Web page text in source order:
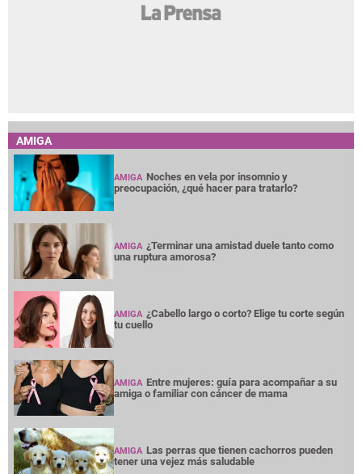
AMIGA
AMIGA Noches en vela por insomnio y
preocupación, ¿qué hacer para tratarlo?
AMIGA ¿Terminar una amistad duele tanto como
una ruptura amorosa?
AMIGA ¿Cabello largo o corto? Elige tu corte según
tu cuello
AMIGA Entre mujeres: guía para acompañar a su
amiga o familiar con cáncer de mama
AMIGA Las perras que tienen cachorros pueden
tener una vejez más saludable